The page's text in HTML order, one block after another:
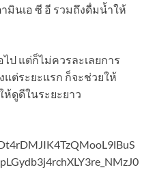
มินเอ ซี อี รวมถึงดื่มน้ำให้
ป แต่ก็ไม่ควรละเลยการ
ต่ระยะแรก ก็จะช่วยให้
ดูดีในระยะยาว